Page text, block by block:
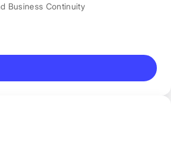
Business Continuity